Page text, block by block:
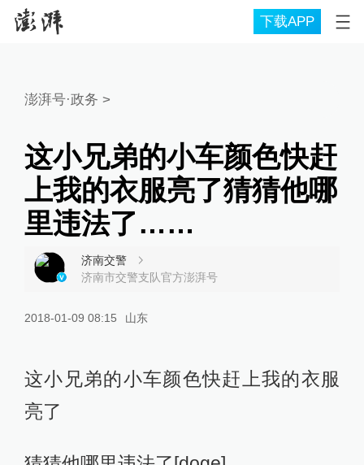
下载APP
澎湃号·政务 >
这小兄弟的小车颜色快赶
上我的衣服亮了猜猜他哪
里违法了……
济南交警
济南市交警支队官方澎湃号
2018-01-09 08:15 山东
这小兄弟的小车颜色快赶上我的衣服
亮了